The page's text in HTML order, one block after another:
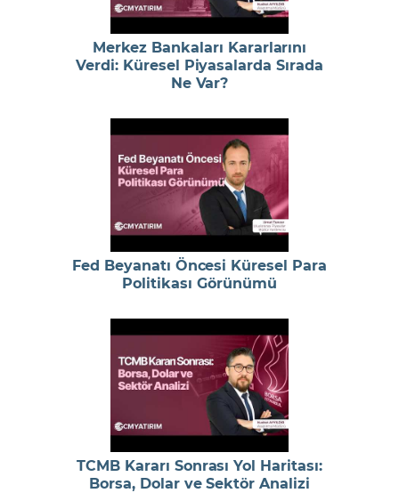
Merkez Bankaları Kararlarını
Verdi: Küresel Piyasalarda Sırada
Ne Var?
Fed Beyanatı Öncesi Küresel Para
Politikası Görünümü
TCMB Kararı Sonrası Yol Haritası:
Borsa, Dolar ve Sektör Analizi